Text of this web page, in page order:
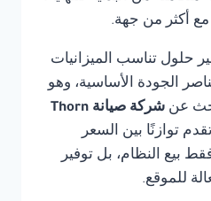
مع أكثر من جهة.
حلول تناسب الميزانيات
الجودة الأساسية، وهو
عن
شركة صيانة Thorn
توازنًا بين السعر
بيع النظام، بل توفير
للموقع.